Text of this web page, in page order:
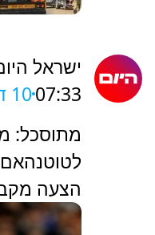
ישראל
07:3310 דקות
מתוסכל:
הצעה